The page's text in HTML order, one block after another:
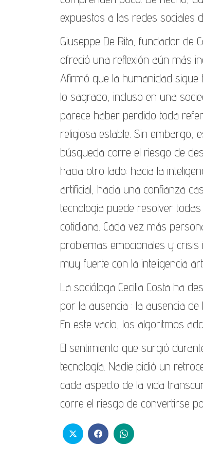
expuestos a las redes sociales
Giuseppe De Rita, fundador de
ofreció una reflexión aún más
Afirmó que la humanidad sigue
lo sagrado, incluso en una
parece haber perdido toda
religiosa estable. Sin embargo,
búsqueda corre el riesgo de
hacia otro lado: hacia la
artificial, hacia una confianza
tecnología puede resolver
cotidiana. Cada vez más
problemas emocionales y
muy fuerte con la inteligencia
La socióloga Cecilia Costa ha
por la ausencia : la ausencia
En este vacío, los algoritmos
El sentimiento que surgió
tecnología. Nadie pidió un
cada aspecto de la vida
corre el riesgo de convertirse